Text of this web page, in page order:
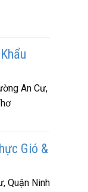
An Cư,
Gió &
Quận Ninh